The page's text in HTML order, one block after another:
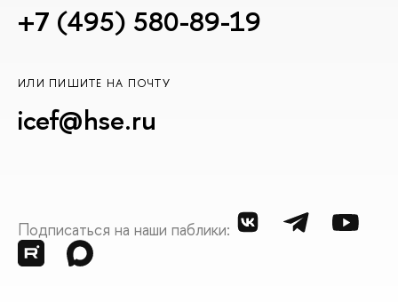
+7 (495) 580-89-19
ИЛИ ПИШИТЕ НА ПОЧТУ
icef@hse.ru
Подписаться на наши паблики: